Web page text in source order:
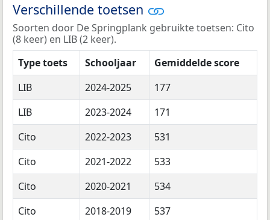
Verschillende toetsen
Soorten door De Springplank gebruikte toetsen: Cito
(8 keer) en LIB (2 keer).
Type toets
Schooljaar
Gemiddelde score
LIB
2024-2025
177
LIB
2023-2024
171
Cito
2022-2023
531
Cito
2021-2022
533
Cito
2020-2021
534
Cito
2018-2019
537